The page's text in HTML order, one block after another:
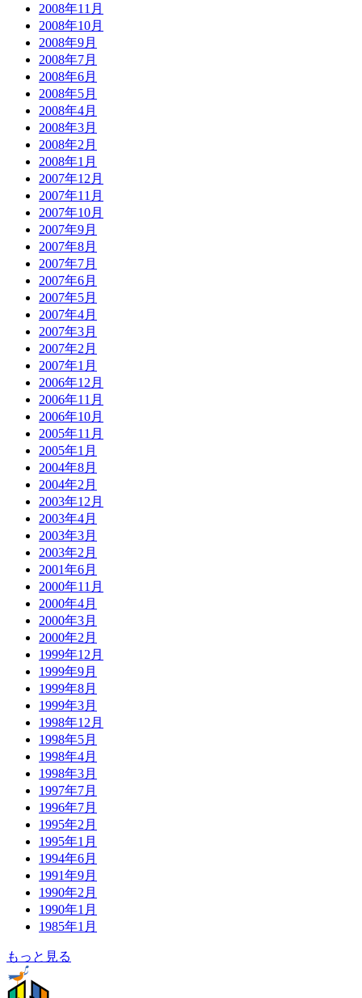
2008年11月
2008年10月
2008年9月
2008年7月
2008年6月
2008年5月
2008年4月
2008年3月
2008年2月
2008年1月
2007年12月
2007年11月
2007年10月
2007年9月
2007年8月
2007年7月
2007年6月
2007年5月
2007年4月
2007年3月
2007年2月
2007年1月
2006年12月
2006年11月
2006年10月
2005年11月
2005年1月
2004年8月
2004年2月
2003年12月
2003年4月
2003年3月
2003年2月
2001年6月
2000年11月
2000年4月
2000年3月
2000年2月
1999年12月
1999年9月
1999年8月
1999年3月
1998年12月
1998年5月
1998年4月
1998年3月
1997年7月
1996年7月
1995年2月
1995年1月
1994年6月
1991年9月
1990年2月
1990年1月
1985年1月
もっと見る